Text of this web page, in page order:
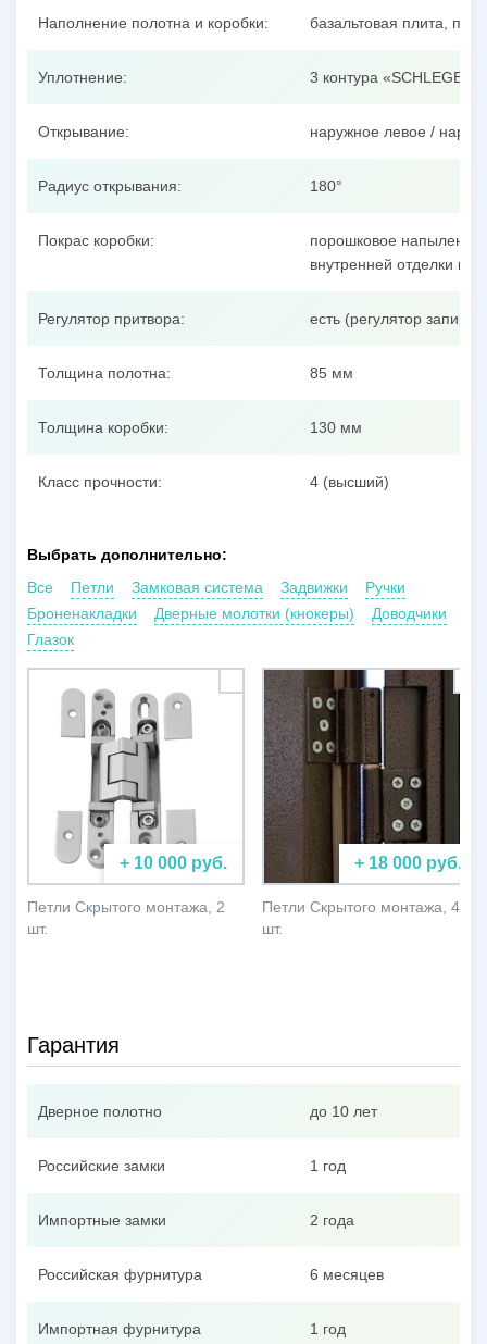
Наполнение полотна и коробки: базальтовая плита,
Уплотнение: 3 контура «SCHLEGEL»
Открывание: наружное левое /
Радиус открывания: 180°
Покрас коробки:
порошковое напыление
внутренней отделки
Регулятор притвора: есть (регулятор
Толщина полотна: 85 мм
Толщина коробки: 130 мм
Класс прочности: 4 (высший)
Выбрать дополнительно:
Все
Петли Замковая система Задвижки
Ручки
Броненакладки
Дверные молотки (кнокеры)
Доводчики
Глазок
+ 10 000 руб.
Петли Скрытого монтажа, 2
шт.
+ 18 000 руб.
Петли Скрытого монтажа, 4
шт.
Гарантия
Дверное полотно до 10 лет
Российские замки 1 год
Импортные замки 2 года
Российская фурнитура 6 месяцев
Импортная фурнитура 1 год